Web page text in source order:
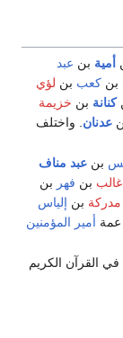
أمية بن عبد
بنكعب بن لؤي
كنانة بن خزيمة
عدنان . واختلف
بنعبد مناف
غالب بن فهر بن
مدركة بن إلياس
عمة أمير المؤمنين
القرآن الكريم